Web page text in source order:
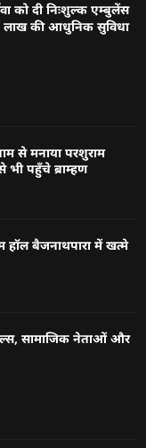
को दी निःशुल्क एम्बुलेंस
लाख की आधुनिक सुविधा
से मनाया परशुराम
भी पहुँचे ब्राम्हण
हॉल बैजनाथपारा में खत्मे
सामाजिक नेताओं और